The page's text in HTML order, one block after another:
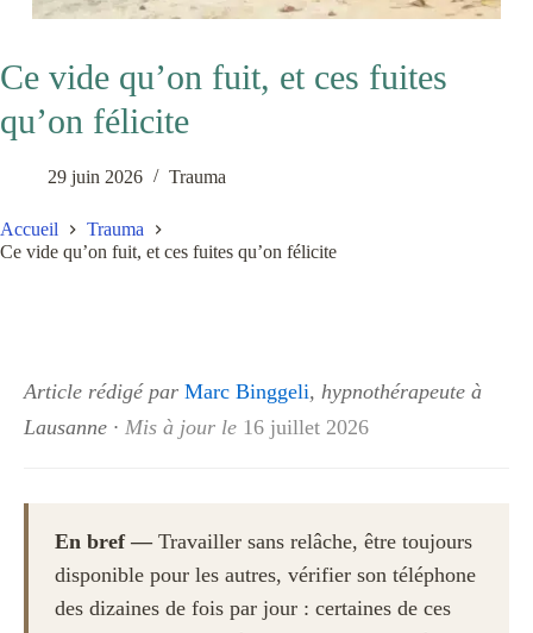
Ce vide qu’on fuit, et ces fuites
qu’on félicite
29 juin 2026 Trauma
Accueil
Trauma
Ce vide qu’on fuit, et ces fuites qu’on félicite
Article rédigé par Marc Binggeli, hypnothérapeute à
Lausanne · Mis à jour le 16 juillet 2026
En bref —Travailler sans relâche, être toujours
disponible pour les autres, vérifier son téléphone
des dizaines de fois par jour : certaines de ces